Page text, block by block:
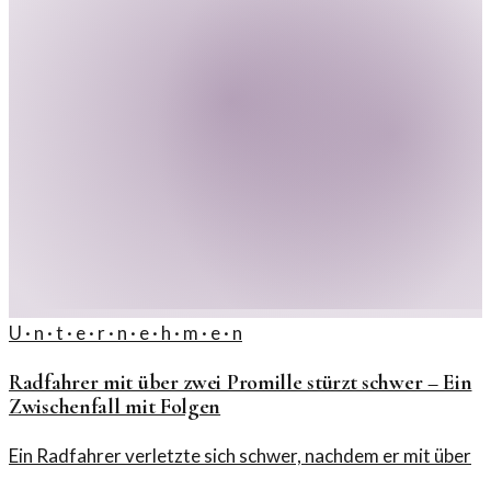
U · n · t · e · r · n · e · h · m · e · n
Radfahrer mit über zwei Promille stürzt schwer – Ein
Zwischenfall mit Folgen
Ein Radfahrer verletzte sich schwer, nachdem er mit über